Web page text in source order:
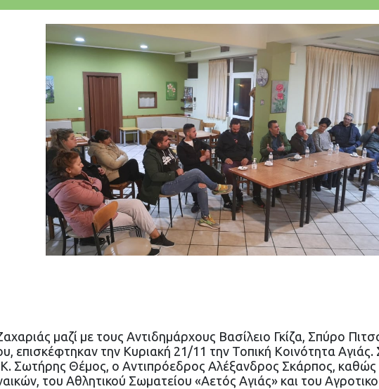
μαζί με τους Αντιδημάρχους Βασίλειο Γκίζα, Σπύρο
επισκέφτηκαν την Κυριακή 21/11 την Τοπική Κοινότητα
Σωτήρης Θέμος, ο Αντιπρόεδρος Αλέξανδρος Σκάρπος, καθώς
του Αθλητικού Σωματείου «Αετός Αγιάς» και του